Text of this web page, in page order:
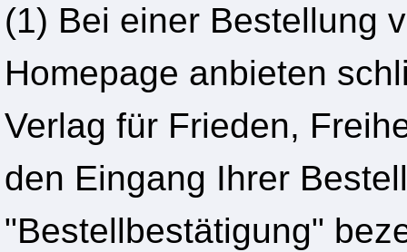
(1) Bei einer Bestellung
Homepage anbieten
Verlag für Frieden,
den Eingang Ihrer
"Bestellbestätigung"